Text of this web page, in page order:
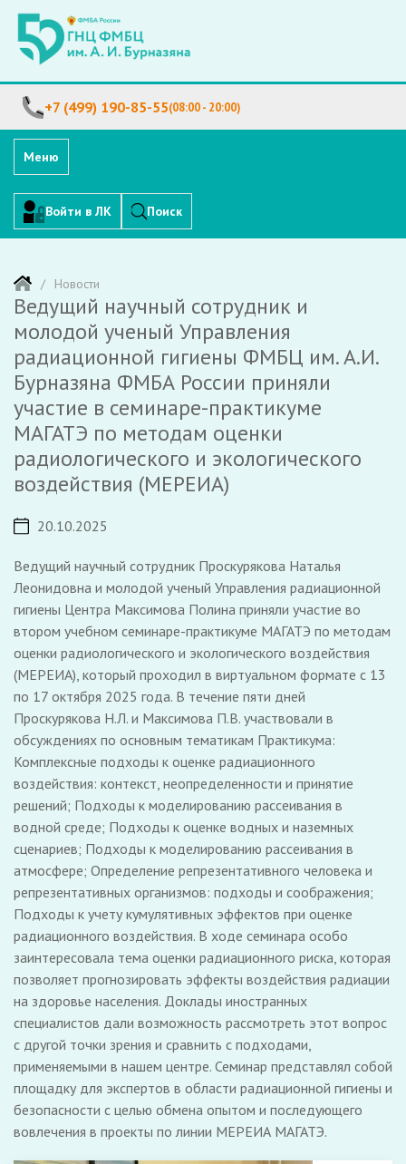
+7 (499) 190-85-55(08:00 - 20:00)
Меню
Войти в ЛК Поиск
Новости
Ведущий научный сотрудник и
молодой ученый Управления
радиационной гигиены ФМБЦ им. А.И.
Бурназяна ФМБА России приняли
участие в семинаре-практикуме
МАГАТЭ по методам оценки
радиологического и экологического
воздействия (МЕРЕИА)
20.10.2025
Ведущий научный сотрудник Проскурякова Наталья
Леонидовна и молодой ученый Управления радиационной
гигиены Центра Максимова Полина приняли участие во
втором учебном семинаре-практикуме МАГАТЭ по методам
оценки радиологического и экологического воздействия
(МЕРЕИА), который проходил в виртуальном формате с 13
по 17 октября 2025 года. В течение пяти дней
Проскурякова Н.Л. и Максимова П.В. участвовали в
обсуждениях по основным тематикам Практикума:
Комплексные подходы к оценке радиационного
воздействия: контекст, неопределенности и принятие
решений; Подходы к моделированию рассеивания в
водной среде; Подходы к оценке водных и наземных
сценариев; Подходы к моделированию рассеивания в
атмосфере; Определение репрезентативного человека и
репрезентативных организмов: подходы и соображения;
Подходы к учету кумулятивных эффектов при оценке
радиационного воздействия. В ходе семинара особо
заинтересовала тема оценки радиационного риска, которая
позволяет прогнозировать эффекты воздействия радиации
на здоровье населения. Доклады иностранных
специалистов дали возможность рассмотреть этот вопрос
с другой точки зрения и сравнить с подходами,
применяемыми в нашем центре. Семинар представлял собой
площадку для экспертов в области радиационной гигиены и
безопасности с целью обмена опытом и последующего
вовлечения в проекты по линии МЕРЕИА МАГАТЭ.